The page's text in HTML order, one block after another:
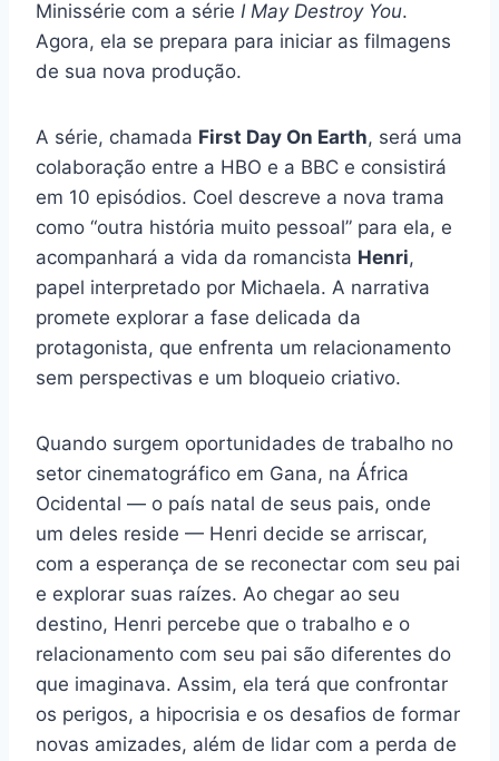
Minissérie com a série I May Destroy You.
Agora, ela se prepara para iniciar as filmagens
de sua nova produção.
A série, chamada First Day On Earth, será uma
colaboração entre a HBO e a BBC e consistirá
em 10 episódios. Coel descreve a nova trama
como “outra história muito pessoal” para ela, e
acompanhará a vida da romancista Henri,
papel interpretado por Michaela. A narrativa
promete explorar a fase delicada da
protagonista, que enfrenta um relacionamento
sem perspectivas e um bloqueio criativo.
Quando surgem oportunidades de trabalho no
setor cinematográfico em Gana, na África
Ocidental — o país natal de seus pais, onde
um deles reside — Henri decide se arriscar,
com a esperança de se reconectar com seu pai
e explorar suas raízes. Ao chegar ao seu
destino, Henri percebe que o trabalho e o
relacionamento com seu pai são diferentes do
que imaginava. Assim, ela terá que confrontar
os perigos, a hipocrisia e os desafios de formar
novas amizades, além de lidar com a perda de